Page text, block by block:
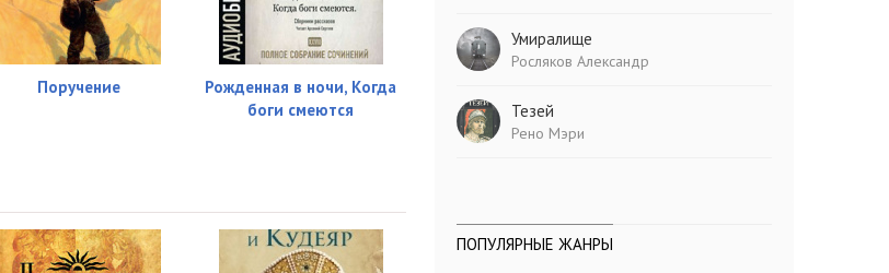
13:17
31:37
17:36
Поручение
Рожденная в ночи, Когда
боги смеются
Умиралище
Росляков Александр
Тезей
Рено Мэри
ПОПУЛЯРНЫЕ ЖАНРЫ